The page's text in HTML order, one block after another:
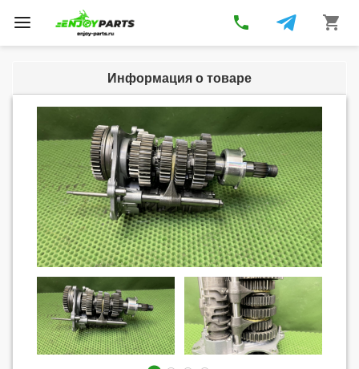
Toggle
navigation
phone shopping_cart
Информация о товаре